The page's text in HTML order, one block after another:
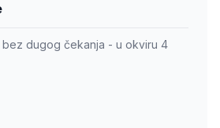
dugog čekanja - u okviru 4